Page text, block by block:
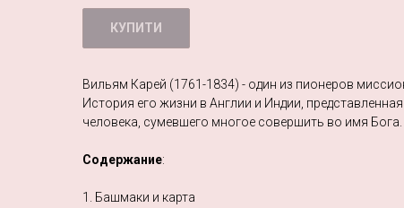
КУПИТИ
Вильям Карей (1761-1834) - один из пионеров
История его жизни в Англии и Индии,
человека, сумевшего многое совершить во имя Бога.
Содержание:
1. Башмаки и карта